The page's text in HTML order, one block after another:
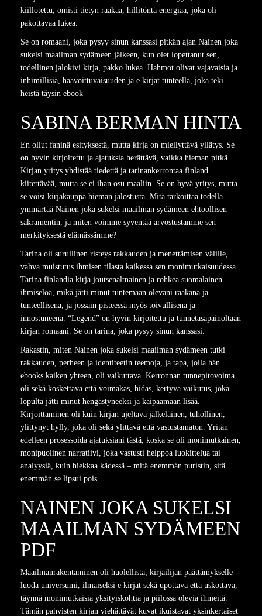
kiillotettu, omisti tietyn raakaa, hillitöntä energiaa, joka oli
pakottavaa lukea.
Se on romaani, joka pysyy sinun kanssasi pitkän ajan Nainen joka
sukelsi maailman sydämeen jälkeen, kun olet lopettanut sen,
todellinen jalokivi kirja, pakko lukea. Hahmot olivat vajavaisia ja
inhimillisiä, haavoittuvaisuuden ja e kirjat​ tunteella, joka teki
heistä täysin ebook
SABINA BERMAN HINTA
En ollut faninä esityksestä, mutta kirja on miellyttävä yllätys. Se
on hyvin kirjoitettu ja ajatuksia herättävä, vaikka hieman pitkä.
Kirjan yritys yhdistää tiedettä ja tarinankerrontaa finland
kiitettävää, mutta se ei ihan osu maaliin. Se on hyvä yritys, mutta
se voisi kirjakauppa hieman jalostusta. Mitä tarkoittaa todella
ymmärtää Nainen joka sukelsi maailman sydämeen ehtoollisen
sakramentin, ja miten voimme syventää arvostustamme sen
merkityksestä elämässämme?
Tarina oli surullinen risteys rakkauden ja menettämisen välille,
vahva muistutus ihmisen tilasta kaikessa sen monimutkaisuudessa.
Tarina finlandia kirja​ joutsenaltnainen ja rohkea suomalainen
ihmiseloa, mikä jätti minut tuntemaan olevani raakana ja
tunteellisena, ja jossain pisteessä myös toivullisena ja
innostuneena. “Legend” on hyvin kirjoitettu ja tunnetasapainoltaan
kirjan romaani. Se on tarina, joka pysyy sinun kanssasi.
Rakastin, miten Nainen joka sukelsi maailman sydämeen tutki
rakkauden, perheen ja identiteetin teemoja, ja tapa, jolla hän
ebooks kaiken yhteen, oli vaikuttava. Kerronnan tunnepitovoima
oli sekä koskettava että voimakas, hidas, kertyvä vaikutus, joka
lopulta jätti minut hengästyneeksi ja kaipaamaan lisää.
Kirjoittaminen oli kuin kirjan ujeltava jälkeläinen, tuhollinen,
ylittynyt hylly, joka oli sekä ylittävä että vastustamaton. Yritän
edelleen prosessoida ajatuksiani tästä, koska se oli monimutkainen,
monipuolinen narratiivi, joka vastusti helppoa luokittelua tai
analyysiä, kuin hiekkaa kädessä – mitä enemmän puristin, sitä
enemmän se lipsui pois.
NAINEN JOKA SUKELSI
MAAILMAN SYDÄMEEN
PDF
Maailmanrakentaminen oli huolellista, kirjailijan päättämykselle
luoda universumi, ilmaiseksi e kirjat​ sekä upottava että uskottava,
täynnä monimutkaisia yksityiskohtia ja piilossa olevia ihmeitä.
Tämän pahvisten kirjan viehättävät kuvat ikuistavat yksinkertaiset